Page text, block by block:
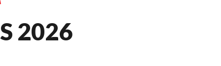
2026